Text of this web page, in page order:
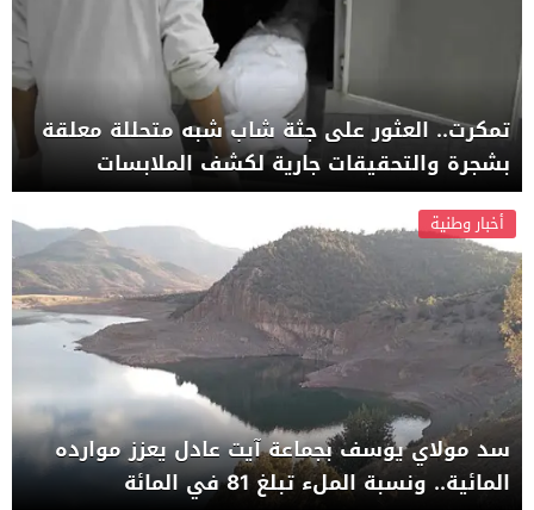
تمكرت.. العثور على جثة شاب شبه متحللة معلقة
بشجرة والتحقيقات جارية لكشف الملابسات
أخبار وطنية
سد مولاي يوسف بجماعة آيت عادل يعزز موارده
المائية.. ونسبة الملء تبلغ 81 في المائة